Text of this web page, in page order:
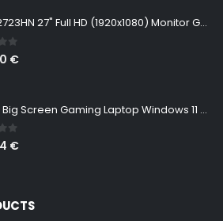
Dell G2723HN 27" Full HD (1920x1080) Monitor Gaming, 165Hz, Fast IPS, 1ms, AMD FreeSync Premium, NVIDIA G-SYNC Compatible, 99% sRGB, DisplayPort, 2x HDMI, Negro
5€
16 Inch Big Screen Gaming Laptop Windows 11 Pro, Intel i9 12900H GeForce RTX 3060 6G, 64GB DDR4 2TB NVMe, 2.5K IPS 165Hz Notebook Gamer PC Computer, WiFi6 BT5.2, Colorful Backlit Keyboard
5€